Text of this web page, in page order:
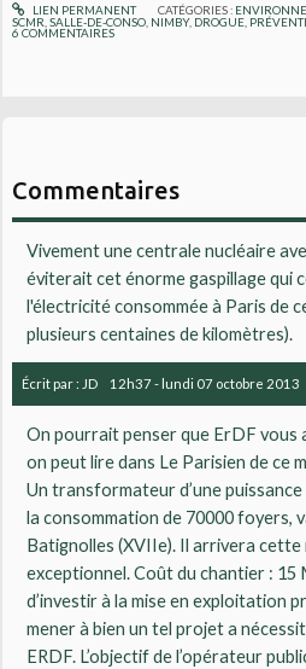
LIEN PERMANENT CATÉGORIES :
SCMR ,SALLE-DE-CONSO NIMBY, DROGUE
6 COMMENTAIRES
Commentaires
Vivement une centrale nucléaire
éviterait cet énorme gaspillage qui
l'électricité consommée à Paris de
plusieurs centaines de kilomètres).
Écrit par : JD 12h37- lundi 07 octobre 2013
On pourrait penser que ErDF vous
on peut lire dans Le Parisien de ce
Un transformateur d’une puissance
la consommation de 70000 foyers,
Batignolles (XVIIe). Il arrivera
exceptionnel. Coût du chantier : 15
d’investir à la mise en exploitation
mener à bien un tel projet a
ERDF. L’objectif de l’opérateur